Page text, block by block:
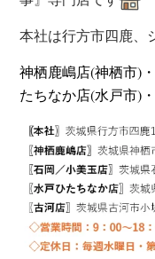
本社は行方市四鹿、
神栖鹿嶋店(神栖市)
たちなか店(水戸市)